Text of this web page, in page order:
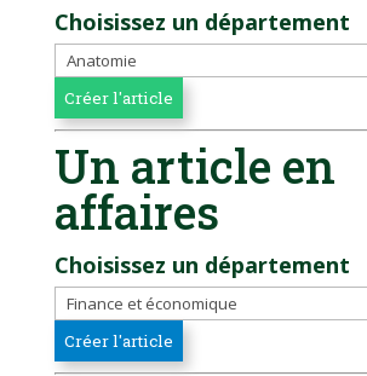
Choisissez un département
Un article en
affaires
Choisissez un département